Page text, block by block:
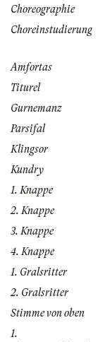
Choreographie
Choreinstudierung
Amfortas
Titurel
Gurnemanz
Parsifal
Klingsor
Kundry
1. Knappe
2. Knappe
3. Knappe
4. Knappe
1. Gralsritter
2. Gralsritter
Stimme von oben
1.